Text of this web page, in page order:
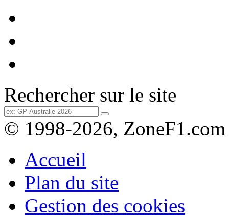
Rechercher sur le site
© 1998-2026, ZoneF1.com
Accueil
Plan du site
Gestion des cookies